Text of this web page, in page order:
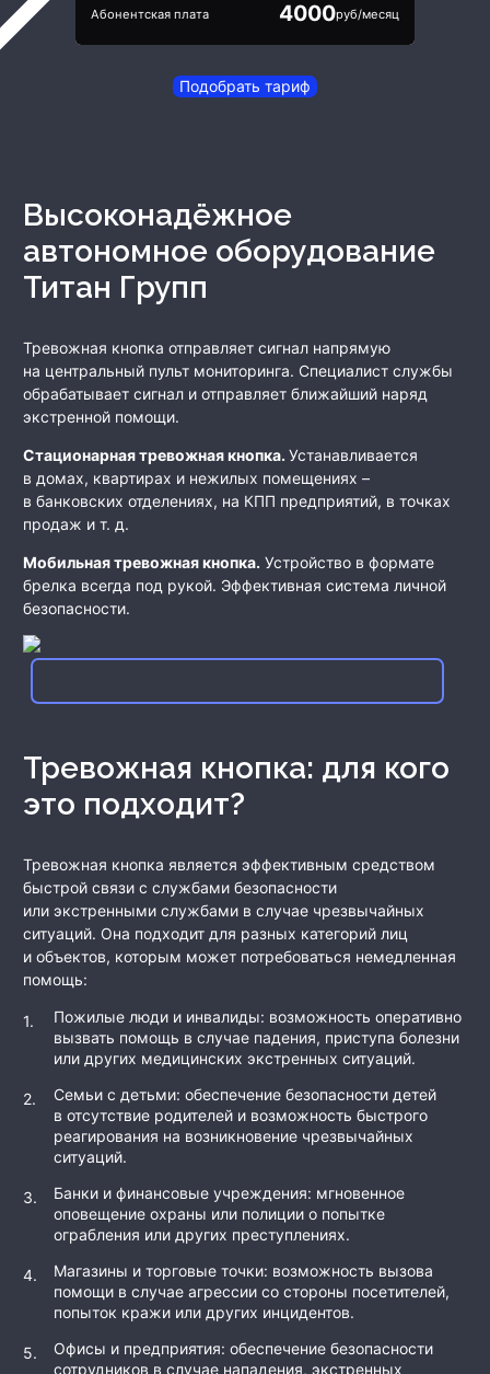
Абонентская плата 4000руб/месяц
Подобрать тариф
Высоконадёжное
автономное оборудование
Титан Групп
Тревожная кнопка отправляет сигнал напрямую
на центральный пульт мониторинга. Специалист службы
обрабатывает сигнал и отправляет ближайший наряд
экстренной помощи.
Стационарная тревожная кнопка. Устанавливается
в домах, квартирах и нежилых помещениях –
в банковских отделениях, на КПП предприятий, в точках
продаж и т. д.
Мобильная тревожная кнопка. Устройство в формате
брелка всегда под рукой. Эффективная система личной
безопасности.
Тревожная кнопка: для кого
это подходит?
Тревожная кнопка является эффективным средством
быстрой связи с службами безопасности
или экстренными службами в случае чрезвычайных
ситуаций. Она подходит для разных категорий лиц
и объектов, которым может потребоваться немедленная
помощь:
Пожилые люди и инвалиды: возможность оперативно
вызвать помощь в случае падения, приступа болезни
или других медицинских экстренных ситуаций.
Семьи с детьми: обеспечение безопасности детей
в отсутствие родителей и возможность быстрого
реагирования на возникновение чрезвычайных
ситуаций.
Банки и финансовые учреждения: мгновенное
оповещение охраны или полиции о попытке
ограбления или других преступлениях.
Магазины и торговые точки: возможность вызова
помощи в случае агрессии со стороны посетителей,
попыток кражи или других инцидентов.
Офисы и предприятия: обеспечение безопасности
сотрудников в случае нападения, экстренных